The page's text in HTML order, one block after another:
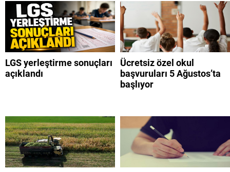
LGS yerleştirme sonuçları
açıklandı
Ücretsiz özel okul
başvuruları 5 Ağustos’ta
başlıyor